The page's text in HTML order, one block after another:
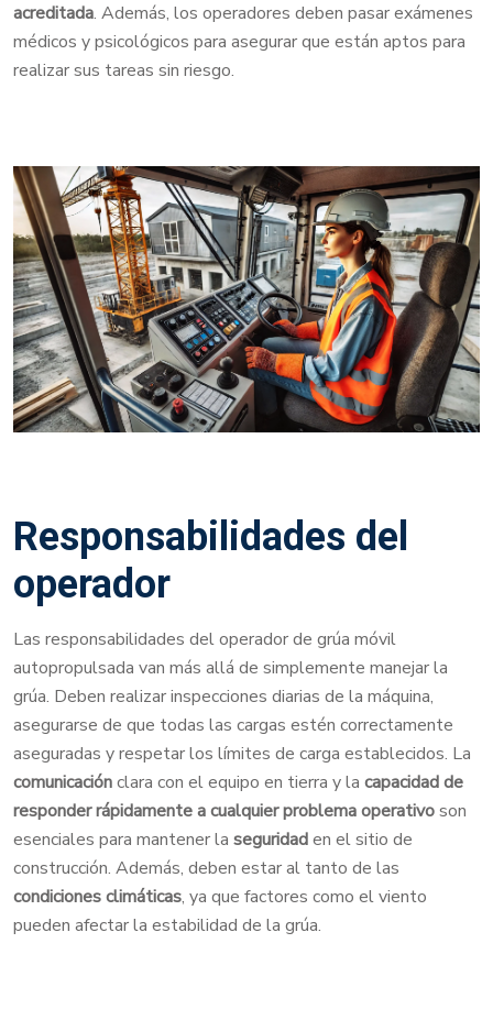
acreditada. Además, los operadores deben pasar exámenes
médicos y psicológicos para asegurar que están aptos para
realizar sus tareas sin riesgo.
Responsabilidades del
operador
Las responsabilidades del operador de grúa móvil
autopropulsada van más allá de simplemente manejar la
grúa. Deben realizar inspecciones diarias de la máquina,
asegurarse de que todas las cargas estén correctamente
aseguradas y respetar los límites de carga establecidos. La
comunicaciónclara con el equipo en tierra y la capacidad de
responder rápidamente a cualquier problema operativoson
esenciales para mantener la seguridaden el sitio de
construcción. Además, deben estar al tanto de las
condiciones climáticas, ya que factores como el viento
pueden afectar la estabilidad de la grúa.